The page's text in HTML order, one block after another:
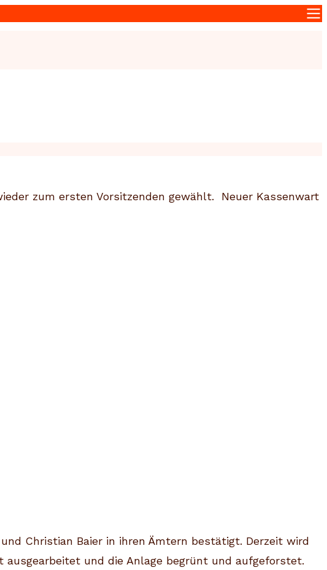
zum ersten Vorsitzenden gewählt. Neuer Kassenwart
Christian Baier in ihren Ämtern bestätigt. Derzeit wird
und die Anlage begrünt und aufgeforstet.